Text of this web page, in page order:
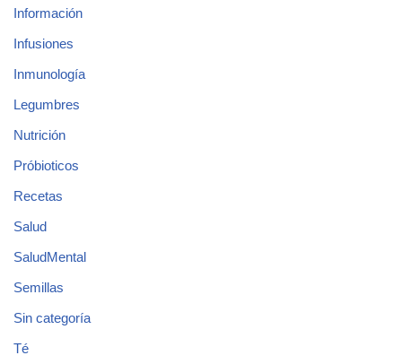
Información
Infusiones
Inmunología
Legumbres
Nutrición
Próbioticos
Recetas
Salud
SaludMental
Semillas
Sin categoría
Té